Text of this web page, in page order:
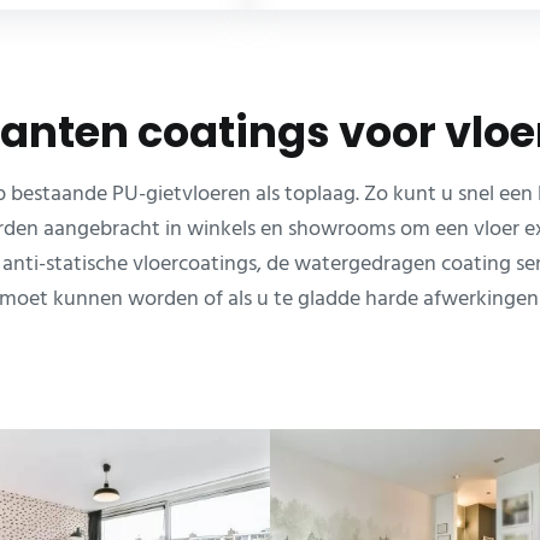
coatings voor
PU-gietvloeren als toplaag. Zo kunt u snel
aangebracht in winkels en showrooms om een vloer
statische vloercoatings, de watergedragen coating
kunnen worden of als u te gladde harde